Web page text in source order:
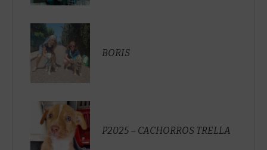
BORIS
P2025 – CACHORROS TRELLA